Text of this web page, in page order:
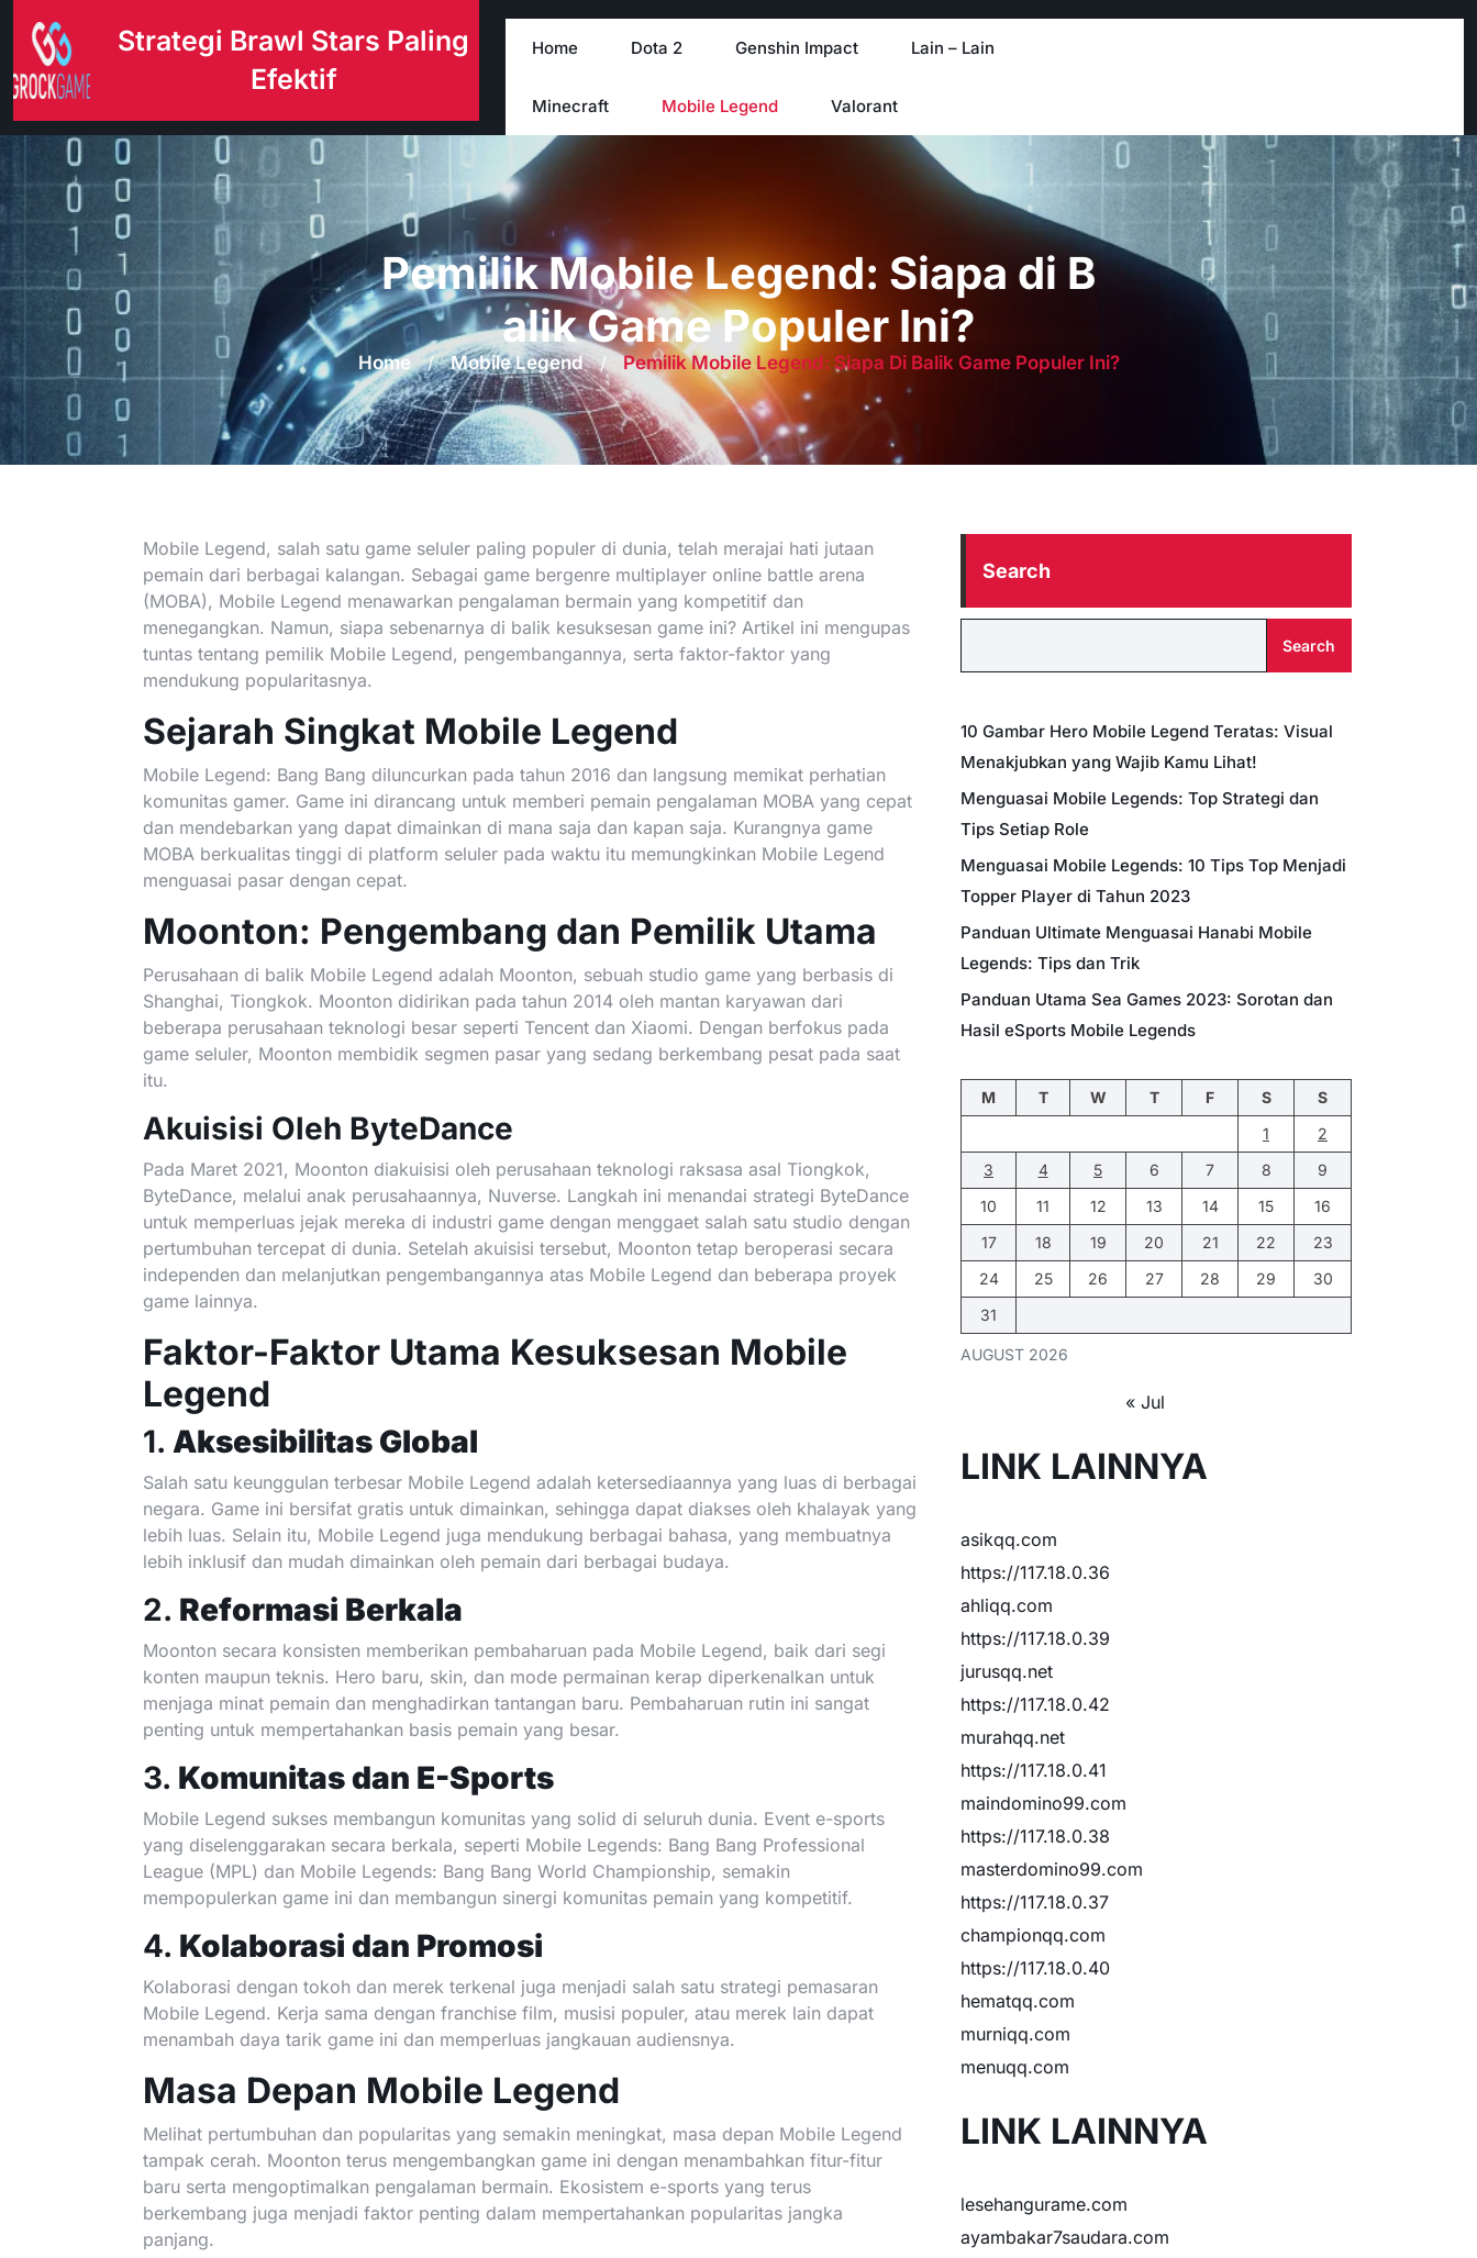
content
Strategi Brawl Stars Paling
Efektif
Home Dota 2 Genshin Impact Lain – Lain
Minecraft Mobile Legend Valorant
Pemilik Mobile Legend: Siapa di B
alik Game Populer Ini?
Home / Mobile Legend / Pemilik Mobile Legend: Siapa Di Balik Game Populer Ini?
Mobile Legend, salah satu game seluler paling populer di dunia, telah merajai hati jutaan
pemain dari berbagai kalangan. Sebagai game bergenre multiplayer online battle arena
(MOBA), Mobile Legend menawarkan pengalaman bermain yang kompetitif dan
menegangkan. Namun, siapa sebenarnya di balik kesuksesan game ini? Artikel ini mengupas
tuntas tentang pemilik Mobile Legend, pengembangannya, serta faktor-faktor yang
mendukung popularitasnya.
Sejarah Singkat Mobile Legend
Mobile Legend: Bang Bang diluncurkan pada tahun 2016 dan langsung memikat perhatian
komunitas gamer. Game ini dirancang untuk memberi pemain pengalaman MOBA yang cepat
dan mendebarkan yang dapat dimainkan di mana saja dan kapan saja. Kurangnya game
MOBA berkualitas tinggi di platform seluler pada waktu itu memungkinkan Mobile Legend
menguasai pasar dengan cepat.
Moonton: Pengembang dan Pemilik Utama
Perusahaan di balik Mobile Legend adalah Moonton, sebuah studio game yang berbasis di
Shanghai, Tiongkok. Moonton didirikan pada tahun 2014 oleh mantan karyawan dari
beberapa perusahaan teknologi besar seperti Tencent dan Xiaomi. Dengan berfokus pada
game seluler, Moonton membidik segmen pasar yang sedang berkembang pesat pada saat
itu.
Akuisisi Oleh ByteDance
Pada Maret 2021, Moonton diakuisisi oleh perusahaan teknologi raksasa asal Tiongkok,
ByteDance, melalui anak perusahaannya, Nuverse. Langkah ini menandai strategi ByteDance
untuk memperluas jejak mereka di industri game dengan menggaet salah satu studio dengan
pertumbuhan tercepat di dunia. Setelah akuisisi tersebut, Moonton tetap beroperasi secara
independen dan melanjutkan pengembangannya atas Mobile Legend dan beberapa proyek
game lainnya.
Faktor-Faktor Utama Kesuksesan Mobile
Legend
1. Aksesibilitas Global
Salah satu keunggulan terbesar Mobile Legend adalah ketersediaannya yang luas di berbagai
negara. Game ini bersifat gratis untuk dimainkan, sehingga dapat diakses oleh khalayak yang
lebih luas. Selain itu, Mobile Legend juga mendukung berbagai bahasa, yang membuatnya
lebih inklusif dan mudah dimainkan oleh pemain dari berbagai budaya.
2. Reformasi Berkala
Moonton secara konsisten memberikan pembaharuan pada Mobile Legend, baik dari segi
konten maupun teknis. Hero baru, skin, dan mode permainan kerap diperkenalkan untuk
menjaga minat pemain dan menghadirkan tantangan baru. Pembaharuan rutin ini sangat
penting untuk mempertahankan basis pemain yang besar.
3. Komunitas dan E-Sports
Mobile Legend sukses membangun komunitas yang solid di seluruh dunia. Event e-sports
yang diselenggarakan secara berkala, seperti Mobile Legends: Bang Bang Professional
League (MPL) dan Mobile Legends: Bang Bang World Championship, semakin
mempopulerkan game ini dan membangun sinergi komunitas pemain yang kompetitif.
4. Kolaborasi dan Promosi
Kolaborasi dengan tokoh dan merek terkenal juga menjadi salah satu strategi pemasaran
Mobile Legend. Kerja sama dengan franchise film, musisi populer, atau merek lain dapat
menambah daya tarik game ini dan memperluas jangkauan audiensnya.
Masa Depan Mobile Legend
Melihat pertumbuhan dan popularitas yang semakin meningkat, masa depan Mobile Legend
tampak cerah. Moonton terus mengembangkan game ini dengan menambahkan fitur-fitur
baru serta mengoptimalkan pengalaman bermain. Ekosistem e-sports yang terus
berkembang juga menjadi faktor penting dalam mempertahankan popularitas jangka
panjang.
Search
Search
10 Gambar Hero Mobile Legend Teratas: Visual
Menakjubkan yang Wajib Kamu Lihat!
Menguasai Mobile Legends: Top Strategi dan
Tips Setiap Role
Menguasai Mobile Legends: 10 Tips Top Menjadi
Topper Player di Tahun 2023
Panduan Ultimate Menguasai Hanabi Mobile
Legends: Tips dan Trik
Panduan Utama Sea Games 2023: Sorotan dan
Hasil eSports Mobile Legends
AUGUST 2026
M T W T F S
S
1
2
3
4 5 6 7 8
9
10
11 12 13 14 15
16
17
18 19 20 21 22
23
24
25 26 27 28 29
30
31
« Jul
LINK LAINNYA
asikqq.com
https://117.18.0.36
ahliqq.com
https://117.18.0.39
jurusqq.net
https://117.18.0.42
murahqq.net
https://117.18.0.41
maindomino99.com
https://117.18.0.38
masterdomino99.com
https://117.18.0.37
championqq.com
https://117.18.0.40
hematqq.com
murniqq.com
menuqq.com
LINK LAINNYA
lesehangurame.com
ayambakar7saudara.com